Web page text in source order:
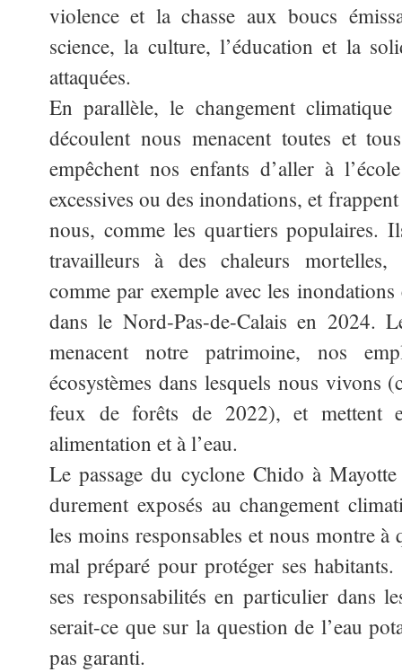
violence et la chasse aux boucs
science, la culture, l’éducation et la
attaquées.
En parallèle, le changement
découlent nous menacent toutes et
empêchent nos enfants d’aller à
excessives ou des inondations, et
nous, comme les quartiers populaires.
travailleurs à des chaleurs mortelles,
comme par exemple avec les
dans le Nord-Pas-de-Calais en 2024.
menacent notre patrimoine, nos
écosystèmes dans lesquels nous vivons
feux de forêts de 2022), et mettent
alimentation et à l’eau.
Le passage du cyclone Chido à
durement exposés au changement
les moins responsables et nous montre
mal préparé pour protéger ses
ses responsabilités en particulier dans
serait-ce que sur la question de l’eau
pas garanti.